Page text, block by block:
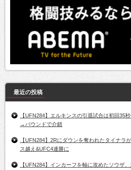
最近の投稿
【UFN284】エルキンスの引退試合は初回35
→パウンドで介錯
【UFN284】2Rにダウンを奪われたタイナラ
ス越え&UFC4連勝に
【UFN284】インカーフを軸に攻めたソウザ